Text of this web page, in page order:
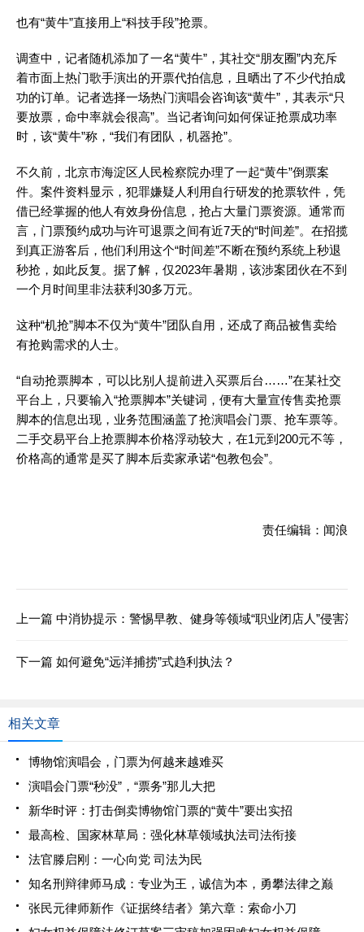
也有“黄牛”直接用上“科技手段”抢票。
调查中，记者随机添加了一名“黄牛”，其社交“朋友圈”内充斥
着市面上热门歌手演出的开票代拍信息，且晒出了不少代拍成
功的订单。记者选择一场热门演唱会咨询该“黄牛”，其表示“只
要放票，命中率就会很高”。当记者询问如何保证抢票成功率
时，该“黄牛”称，“我们有团队，机器抢”。
不久前，北京市海淀区人民检察院办理了一起“黄牛”倒票案
件。案件资料显示，犯罪嫌疑人利用自行研发的抢票软件，凭
借已经掌握的他人有效身份信息，抢占大量门票资源。通常而
言，门票预约成功与许可退票之间有近7天的“时间差”。在招揽
到真正游客后，他们利用这个“时间差”不断在预约系统上秒退
秒抢，如此反复。据了解，仅2023年暑期，该涉案团伙在不到
一个月时间里非法获利30多万元。
这种“机抢”脚本不仅为“黄牛”团队自用，还成了商品被售卖给
有抢购需求的人士。
“自动抢票脚本，可以比别人提前进入买票后台……”在某社交
平台上，只要输入“抢票脚本”关键词，便有大量宣传售卖抢票
脚本的信息出现，业务范围涵盖了抢演唱会门票、抢车票等。
二手交易平台上抢票脚本价格浮动较大，在1元到200元不等，
价格高的通常是买了脚本后卖家承诺“包教包会”。
责任编辑：闻浪
上一篇 中消协提示：警惕早教、健身等领域“职业闭店人”侵害消
下一篇 如何避免“远洋捕捞”式趋利执法？
相关文章
博物馆演唱会，门票为何越来越难买
演唱会门票“秒没”，“票务”那儿大把
新华时评：打击倒卖博物馆门票的“黄牛”要出实招
最高检、国家林草局：强化林草领域执法司法衔接
法官滕启刚：一心向党 司法为民
知名刑辩律师马成：专业为王，诚信为本，勇攀法律之巅
张民元律师新作《证据终结者》第六章：索命小刀